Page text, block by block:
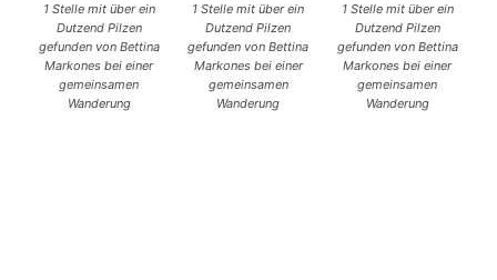
1 Stelle mit über ein
Dutzend Pilzen
gefunden von Bettina
Markones bei einer
gemeinsamen
Wanderung
1 Stelle mit über ein
Dutzend Pilzen
gefunden von Bettina
Markones bei einer
gemeinsamen
Wanderung
1 Stelle mit über ein
Dutzend Pilzen
gefunden von Bettina
Markones bei einer
gemeinsamen
Wanderung